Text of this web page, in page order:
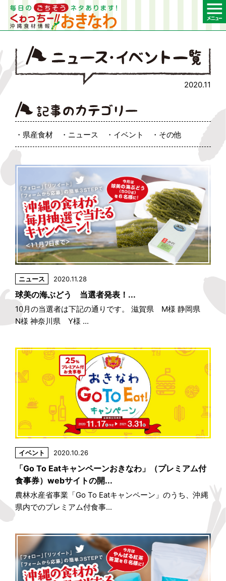
2020.11
県産食材 ニュース イベント その他
ニュース 2020.11.28
球美の海ぶどう 当選者発表！...
10月の当選者は下記の通りです。 滋賀県 M様 静岡県
N様 神奈川県 Y様 ...
イベント 2020.10.26
「Go To Eatキャンペーンおきなわ」（プレミアム付
食事券）webサイトの開...
農林水産省事業「Go To Eatキャンペーン」のうち、沖縄
県内でのプレミアム付食事...